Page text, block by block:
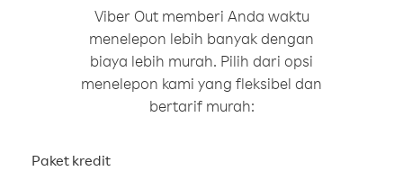
Viber Out memberi Anda waktu
menelepon lebih banyak dengan
biaya lebih murah. Pilih dari opsi
menelepon kami yang fleksibel dan
bertarif murah:
Paket kredit